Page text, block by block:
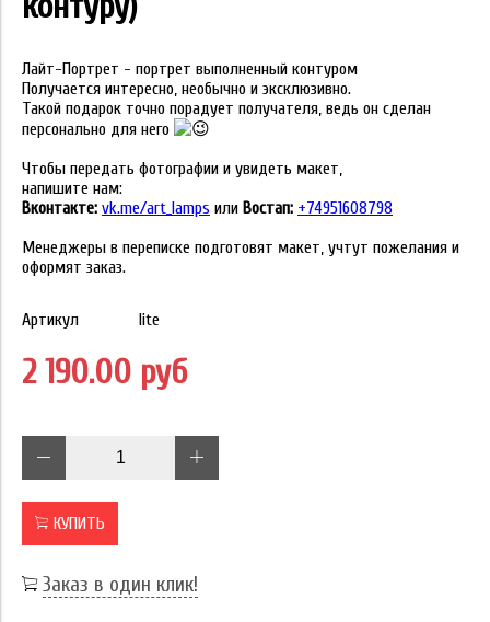
Лайт-Портрет - портрет выполненный контуром
Получается интересно, необычно и эксклюзивно.
Такой подарок точно порадует получателя, ведь он сделан
персонально для него
Чтобы передать фотографии и увидеть макет,
напишите нам:
Вконтакте: vk.me/art_lamps или Востап: +74951608798
Менеджеры в переписке подготовят макет, учтут пожелания и
оформят заказ.
Артикул lite
2 190.00 руб
КУПИТЬ
Заказ в один клик!